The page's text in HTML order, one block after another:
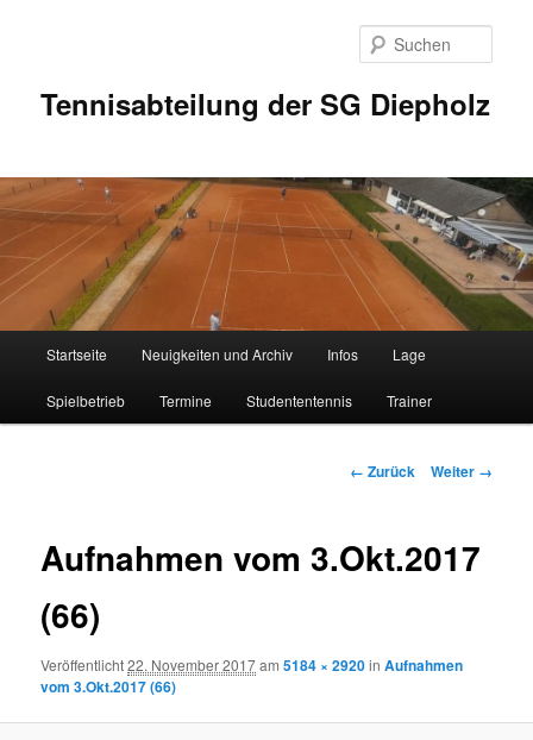
Tennisabteilung der SG Diepholz
Startseite Neuigkeiten und Archiv Infos Lage
Spielbetrieb Termine Studententennis Trainer
Bilder-
← Zurück Weiter →
Aufnahmen vom 3.Okt.2017
(66)
Veröffentlicht22. November 2017am5184 × 2920inAufnahmen
vom 3.Okt.2017 (66)